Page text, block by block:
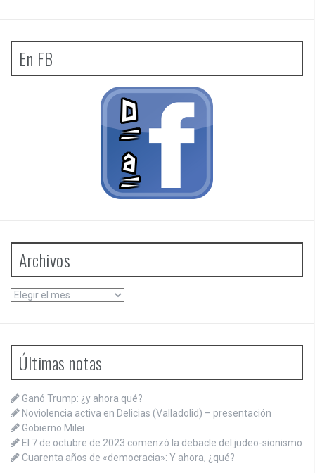
En FB
Archivos
Archivos
Últimas notas
Ganó Trump: ¿y ahora qué?
Noviolencia activa en Delicias (Valladolid) – presentación
Gobierno Milei
El 7 de octubre de 2023 comenzó la debacle del judeo-sionismo
Cuarenta años de «democracia»: Y ahora, ¿qué?